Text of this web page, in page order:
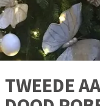
TWEEDE